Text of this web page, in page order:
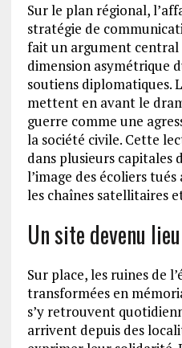
Sur le plan régional,
stratégie de
fait un argument
dimension asymétrique
soutiens diplomatiques.
mettent en avant le
guerre comme une
la société civile. Cette
dans plusieurs capitales
l’image des écoliers
les chaînes satellitaires
Un site devenu
Sur place, les ruines de
transformées en
s’y retrouvent
arrivent depuis des